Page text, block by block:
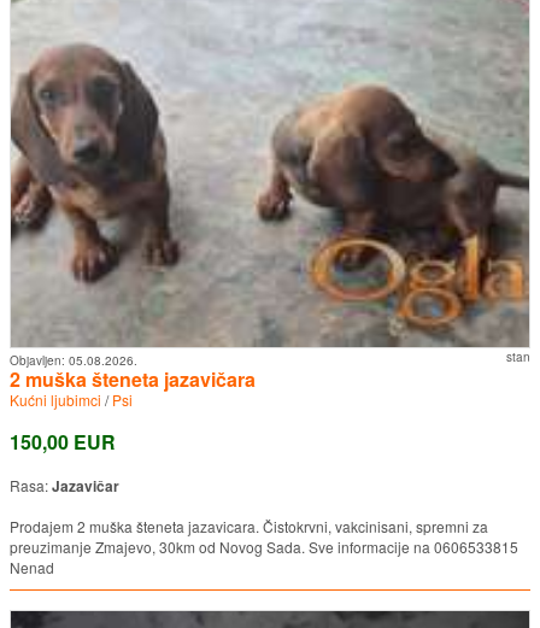
stan
Objavljen: 05.08.2026.
2 muška šteneta jazavičara
Kućni ljubimci /Psi
150,00 EUR
Rasa:Jazavičar
Prodajem 2 muška šteneta jazavicara. Čistokrvni, vakcinisani, spremni za
preuzimanje Zmajevo, 30km od Novog Sada. Sve informacije na 0606533815
Nenad